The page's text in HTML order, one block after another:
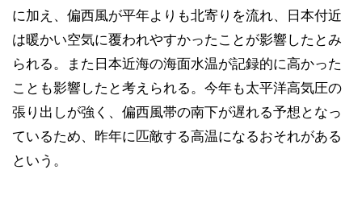
に加え、偏西風が平年よりも北寄りを流れ、日本付近
は暖かい空気に覆われやすかったことが影響したとみ
られる。また日本近海の海面水温が記録的に高かった
ことも影響したと考えられる。今年も太平洋高気圧の
張り出しが強く、偏西風帯の南下が遅れる予想となっ
ているため、昨年に匹敵する高温になるおそれがある
という。